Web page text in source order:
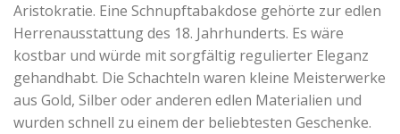
Aristokratie. Eine Schnupftabakdose gehörte zur edlen
Herrenausstattung des 18. Jahrhunderts. Es wäre
kostbar und würde mit sorgfältig regulierter Eleganz
gehandhabt. Die Schachteln waren kleine Meisterwerke
aus Gold, Silber oder anderen edlen Materialien und
wurden schnell zu einem der beliebtesten Geschenke.